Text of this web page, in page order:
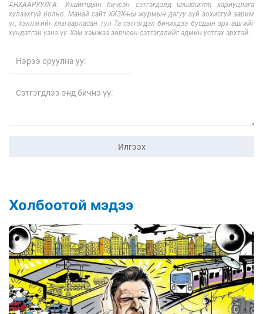
АНХААРУУЛГА: Уншигчдын бичсэн сэтгэгдэлд unuudur.mn хариуцлага
хүлээхгүй болно. Манай сайт ХХЗХ-ны журмын дагуу зүй зохисгүй зарим
үг, хэллэгийг хязгаарласан тул Та сэтгэгдэл бичихдээ бусдын эрх ашгийг
хүндэтгэн үзнэ үү. Хэм хэмжээ зөрчсөн сэтгэгдлийг админ устгах эрхтэй.
Илгээх
Холбоотой мэдээ